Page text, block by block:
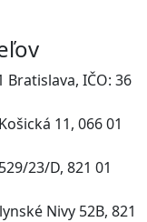
Bratislava, IČO: 36
Košická 11, 066 01
23/D, 821 01
Nivy 52B, 821